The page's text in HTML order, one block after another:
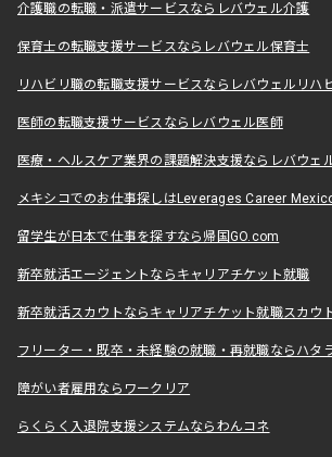
介護職の転職・派遣サービスならレバウェル介護
保育士の転職支援サービスならレバウェル保育士
リハビリ職の転職支援サービスならレバウェルリハ
医師の転職支援サービスならレバウェル医師
医療・ヘルスケア業界の課題解決支援ならレバウェ
メキシコでのお仕事探しはLeverages Career
留学生が日本で仕事を探すなら帰国GO.com
新卒就活エージェントならキャリアチケット就職
新卒就活スカウトならキャリアチケット就職スカウ
フリーター・既卒・未経験の就職・再就職ならハタ
障がい者雇用ならワークリア
らくらく入退院支援システムならわんコネ